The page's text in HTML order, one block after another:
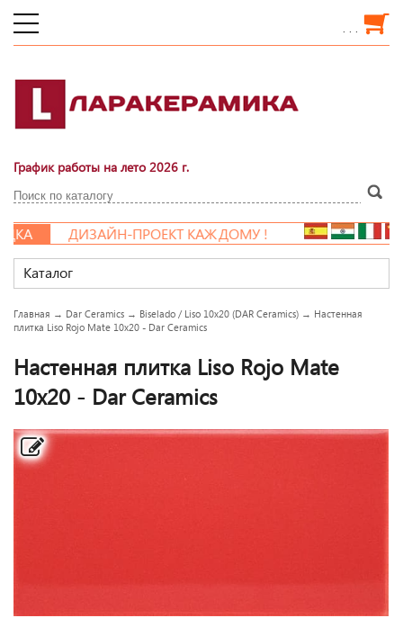
. . .
График работы на лето 2026 г.
ДИЗАЙН-ПРОЕКТ КАЖДОМУ !
Каталог
Главная → Dar Ceramics → Biselado / Liso 10x20 (DAR Ceramics) → Настенная
плитка Liso Rojo Mate 10x20 - Dar Ceramics
Настенная плитка Liso Rojo Mate
10x20 - Dar Ceramics